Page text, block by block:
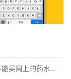
有怎么区分药水好坏？